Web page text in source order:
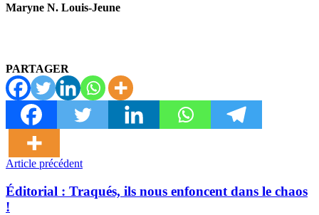
Maryne N. Louis-Jeune
PARTAGER
Article précédent
Éditorial : Traqués, ils nous enfoncent dans le chaos
!